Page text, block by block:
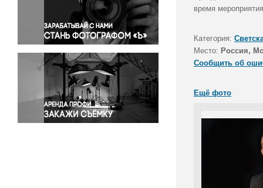
Правосудие
Происшествия и конфликты
Религия
Светская жизнь
Спорт
Экология
Экономика и бизнес
время
Категория:
Место: Россия,
Сообщить об
Ещё фото